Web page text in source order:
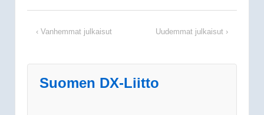
‹ Vanhemmat julkaisut Uudemmat julkaisut ›
Suomen DX-Liitto